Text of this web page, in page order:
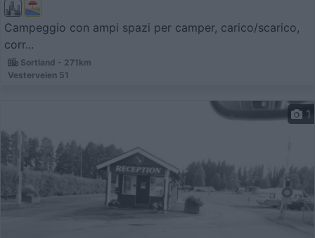
Campeggio con ampi spazi per camper, carico/scarico,
corr...
Sortland - 271km
Vesterveien 51
1